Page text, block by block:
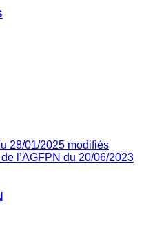
28/01/2025 modifiés
l’AGFPN du 20/06/2023